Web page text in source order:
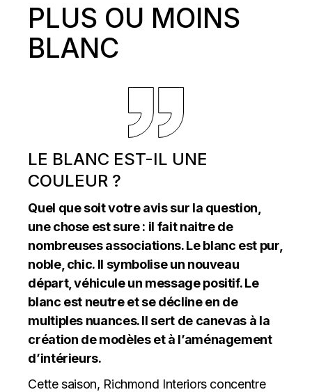
PLUS OU MOINS
BLANC
LE BLANC EST-IL UNE
COULEUR ?
Quel que soit votre avis sur la question,
une chose est sure : il fait naitre de
nombreuses associations. Le blanc est pur,
noble, chic. Il symbolise un nouveau
départ, véhicule un message positif. Le
blanc est neutre et se décline en de
multiples nuances. Il sert de canevas à la
création de modèles et à l’aménagement
d’intérieurs.
Cette saison, Richmond Interiors concentre